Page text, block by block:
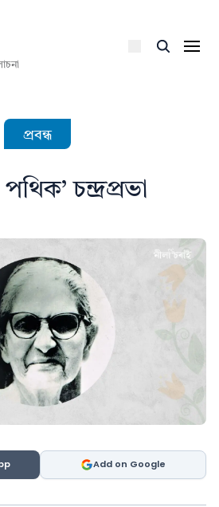
প্ৰবন্ধ
চন্দ্ৰপ্ৰভা
Add on Google